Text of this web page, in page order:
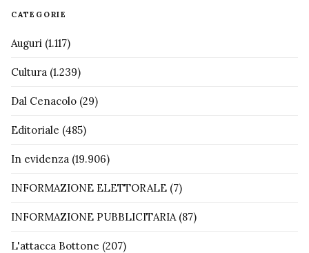
CATEGORIE
Auguri (1.117)
Cultura (1.239)
Dal Cenacolo (29)
Editoriale (485)
In evidenza (19.906)
INFORMAZIONE ELETTORALE (7)
INFORMAZIONE PUBBLICITARIA(87)
L'attacca Bottone (207)